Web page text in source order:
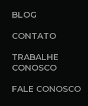
BLOG
CONTATO
TRABALHE
CONOSCO
FALE CONOSCO